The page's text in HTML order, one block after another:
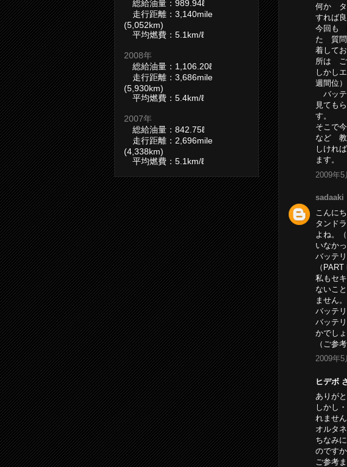
何か タ
すれば
今回も
た 質問
着して
所は ご
しかし
週間位
バッ
見ても
す。
そこで
など 教
しけれ
ます。
2009年
sadaaki
こんにち
タンド
よね。
いなか
バッテ
（
私もセ
ないこ
ません。
バッテ
バッテ
かでしょ
（ご参
2009年5
ヒデボ
ありが
しかし
れません
オルタ
ちなみ
のです
ご参考
総給油量：989.94ℓ
走行距離：3,140mile
(5,052km)
平均燃費：5.1km/ℓ
2008年
総給油量：1,106.20ℓ
走行距離：3,686mile
(5,930km)
平均燃費：5.4km/ℓ
2007年
総給油量：842.75ℓ
走行距離：2,696mile
(4,338km)
平均燃費：5.1km/ℓ